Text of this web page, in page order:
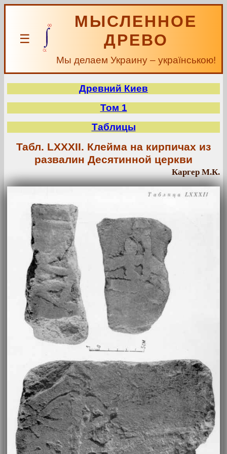
☰
МЫСЛЕННОЕ
ДРЕВО
Мы делаем Украину – українською!
Древний Киев
Том 1
Таблицы
Табл. LXXXII. Клейма на кирпичах из
развалин Десятинной церкви
Каргер М.К.